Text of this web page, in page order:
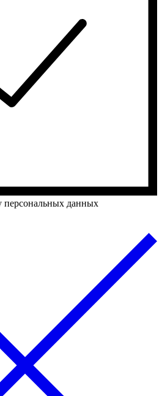
персональных данных